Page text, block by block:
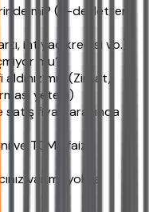
mi? (E-devletten
ihtiyaç kredisi vb.)
mu?
mı? (Ziraat,
yeterli)
fiyatı arasında
ve TCMB faiz
var mı, yoksa